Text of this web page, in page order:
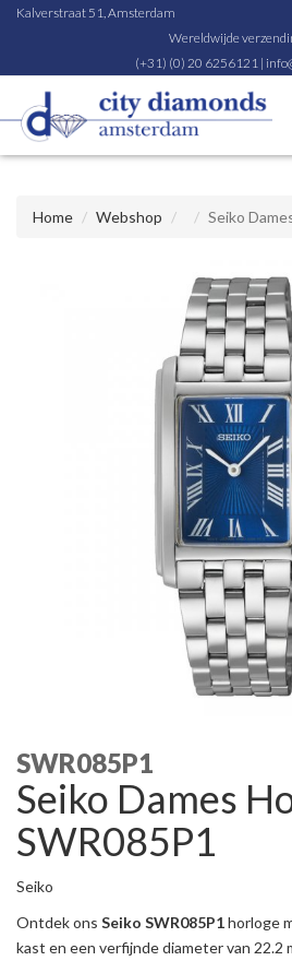
Kalverstraat 51, Amsterdam
Wereldwijde
(+31) (0) 20 6256121 |
Home Webshop Seiko
SWR085P1
Seiko Dames
SWR085P1
Seiko
Ontdek ons Seiko SWR085P1horloge
kast en een verfijnde diameter van 22.2